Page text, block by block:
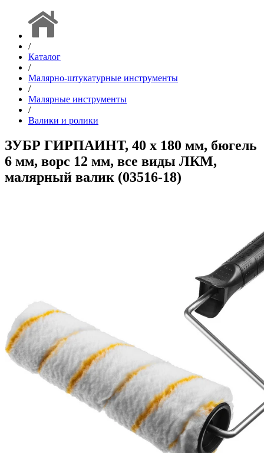
/
Каталог
/
Малярно-штукатурные инструменты
/
Малярные инструменты
/
Валики и ролики
ЗУБР ГИРПАИНТ, 40 х 180 мм, бюгель
6 мм, ворс 12 мм, все виды ЛКМ,
малярный валик (03516-18)